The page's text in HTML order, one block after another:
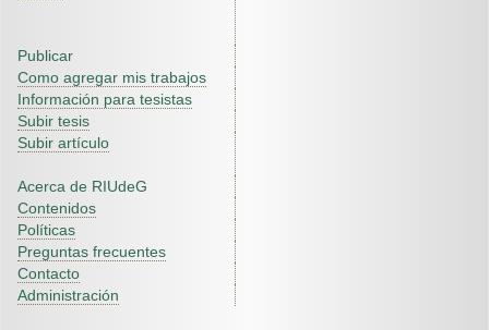
Publicar
Como agregar mis trabajos
Información para tesistas
Subir tesis
Subir artículo
Acerca de RIUdeG
Contenidos
Políticas
Preguntas frecuentes
Contacto
Administración